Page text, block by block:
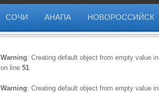
СОЧИ АНАПА НОВОРОССИЙСК
Warning: Creating default object from empty value in
on line 51
Warning: Creating default object from empty value in